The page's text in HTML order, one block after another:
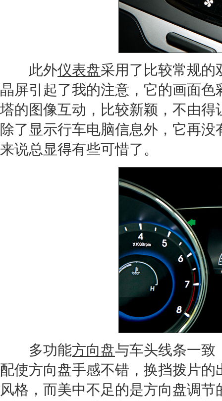
此外仪表盘采用了比较常规的
晶屏引起了我的注意，它的画面
塔的图像互动，比较新颖，不由
除了显示行车电脑信息外，它再
来说总显得有些可惜了。
多功能方向盘与车头线条一致
配使方向盘手感不错，换挡拨片的
风格，而美中不足的是方向盘调节